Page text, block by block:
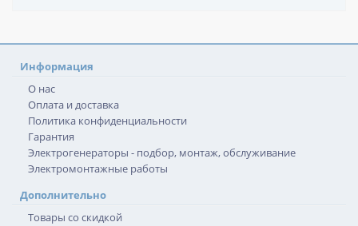
Информация
О нас
Оплата и доставка
Политика конфиденциальности
Гарантия
Электрогенераторы - подбор, монтаж, обслуживание
Электромонтажные работы
Дополнительно
Товары со скидкой